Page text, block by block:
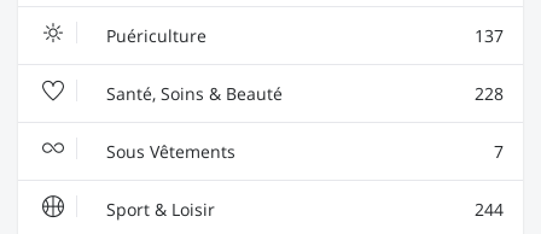
Puériculture 137
Santé, Soins & Beauté 228
Sous Vêtements 7
Sport & Loisir 244